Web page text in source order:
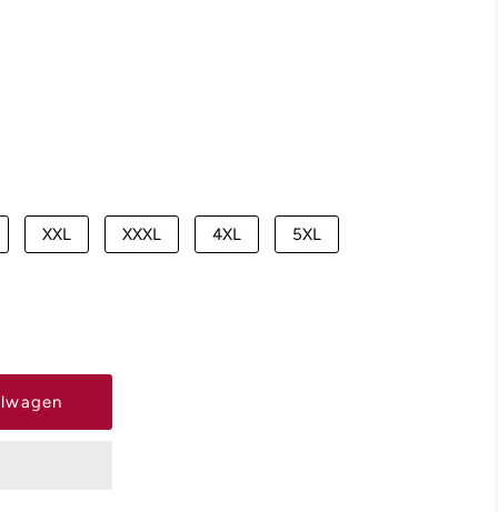
XXL XXXL 4XL 5XL